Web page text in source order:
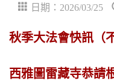
日期：2026/03/25
秋季大法會快訊（
西雅圖雷藏寺恭請